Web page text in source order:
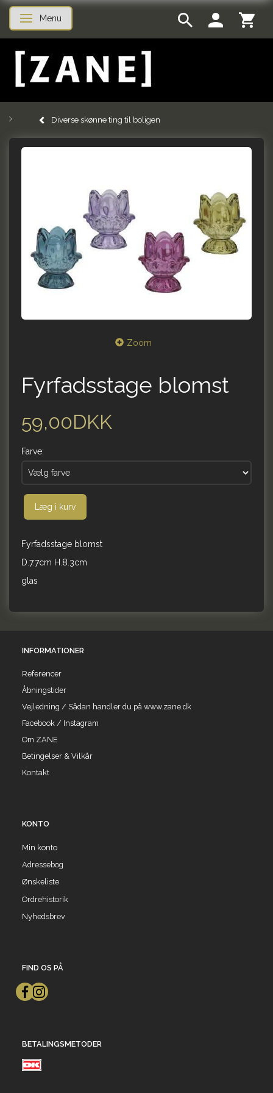
Skifte navigation
Menu
Diverse skønne ting til boligen
Zoom
Fyrfadsstage blomst
59,00DKK
Farve:
Læg i kurv
Fyrfadsstage blomst
D.7.7cm H.8.3cm
glas
INFORMATIONER
Referencer
Åbningstider
Vejledning / Sådan handler du på www.zane.dk
Facebook / Instagram
Om ZANE
Betingelser & Vilkår
Kontakt
KONTO
Min konto
Adressebog
Ønskeliste
Ordrehistorik
Nyhedsbrev
FIND OS PÅ
BETALINGSMETODER